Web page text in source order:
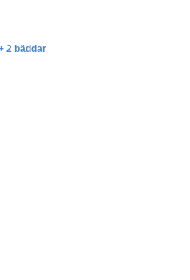
2 bäddar